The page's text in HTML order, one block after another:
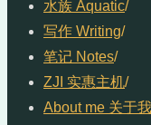
水族 Aquatic/
写作 Writing/
笔记 Notes/
ZJI 实惠主机/
About me 关于